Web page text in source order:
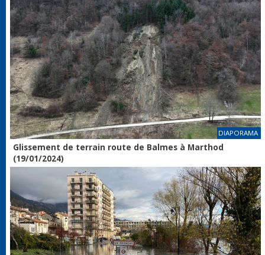
DIAPORAMA
Glissement de terrain route de Balmes à Marthod
(19/01/2024)